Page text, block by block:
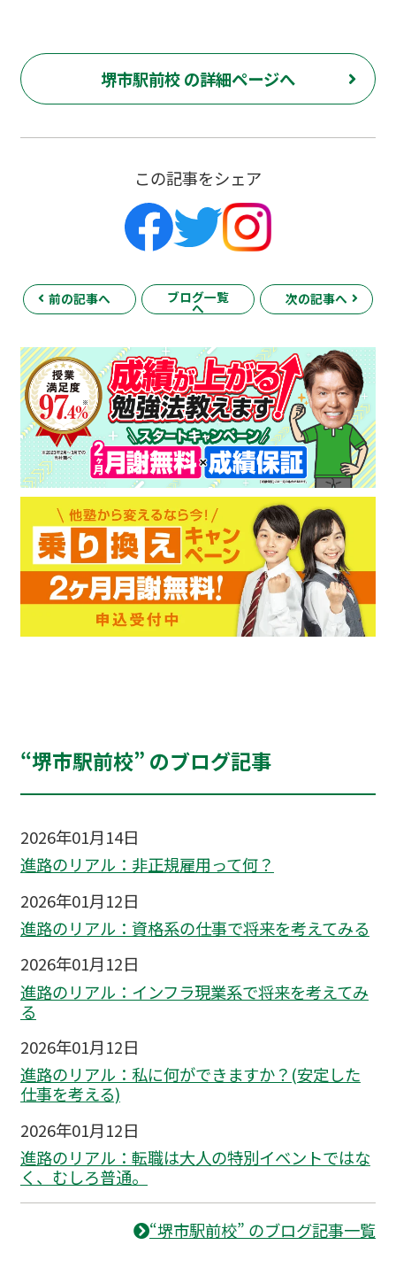
堺市駅前校 の詳細ページへ
この記事をシェア
前の記事へ ブログ一覧
へ
次の記事へ
“堺市駅前校” のブログ記事
2026年01月14日
進路のリアル：非正規雇用って何？
2026年01月12日
進路のリアル：資格系の仕事で将来を考えてみる
2026年01月12日
進路のリアル：インフラ現業系で将来を考えてみ
る
2026年01月12日
進路のリアル：私に何ができますか？(安定した
仕事を考える)
2026年01月12日
進路のリアル：転職は大人の特別イベントではな
く、むしろ普通。
“堺市駅前校” のブログ記事一覧